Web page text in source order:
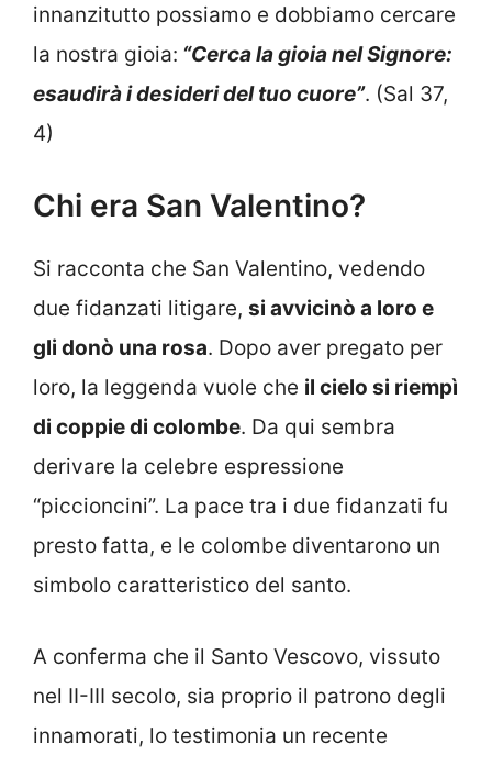
innanzitutto possiamo e dobbiamo cercare
la nostra gioia: “Cerca la gioia nel Signore:
esaudirà i desideri del tuo cuore”. (Sal 37,
4)
Chi era San Valentino?
Si racconta che San Valentino, vedendo
due fidanzati litigare, si avvicinò a loro e
gli donò una rosa. Dopo aver pregato per
loro, la leggenda vuole che il cielo si riempì
di coppie di colombe. Da qui sembra
derivare la celebre espressione
“piccioncini”. La pace tra i due fidanzati fu
presto fatta, e le colombe diventarono un
simbolo caratteristico del santo.
A conferma che il Santo Vescovo, vissuto
nel II-III secolo, sia proprio il patrono degli
innamorati, lo testimonia un recente